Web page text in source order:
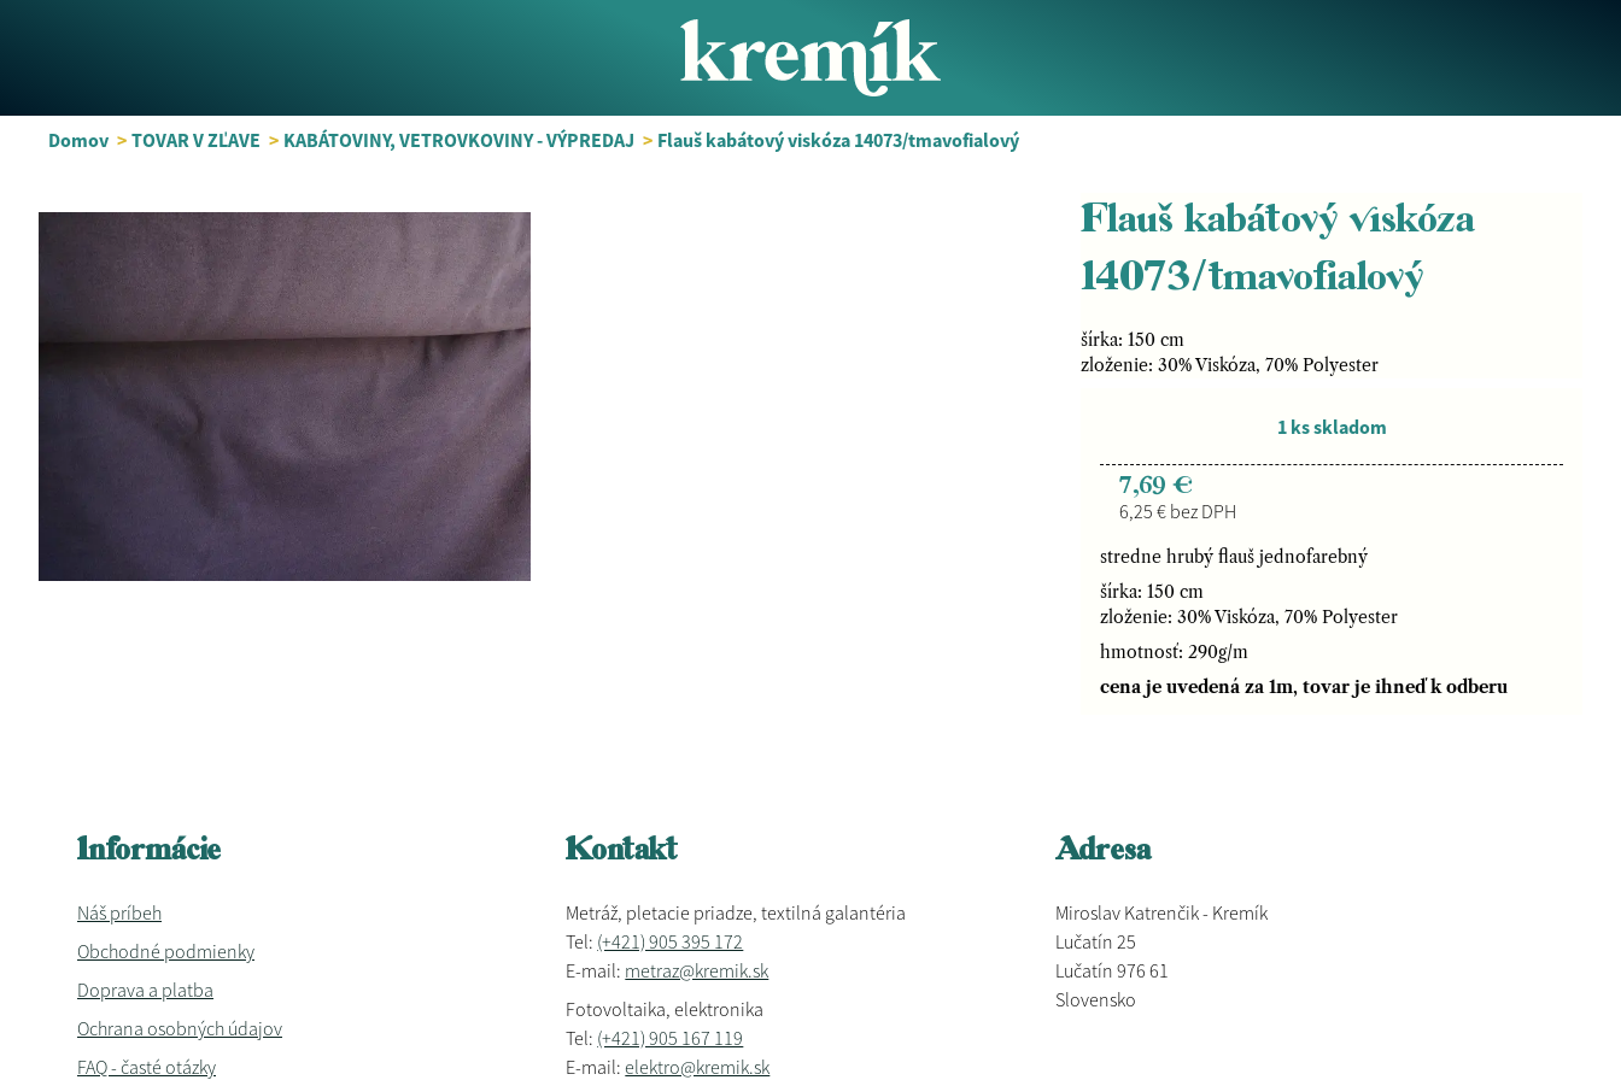
Domov > TOVAR V ZĽAVE > KABÁTOVINY, VETROVKOVINY - VÝPREDAJ > Flauš kabátový viskóza 14073/tmavofialový
Flauš kabátový viskóza
14073/tmavofialový
šírka: 150 cm
zloženie: 30% Viskóza, 70% Polyester
1 ks skladom
7,69 €
6,25 € bez DPH
stredne hrubý flauš jednofarebný
šírka: 150 cm
zloženie: 30% Viskóza, 70% Polyester
hmotnosť: 290g/m
cena je uvedená za 1m, tovar je ihneď k odberu
Informácie
Náš príbeh
Obchodné podmienky
Doprava a platba
Ochrana osobných údajov
FAQ - časté otázky
Kontakt
Metráž, pletacie priadze, textilná galantéria
Tel: (+421) 905 395 172
E-mail: metraz@kremik.sk
Fotovoltaika, elektronika
Tel: (+421) 905 167 119
E-mail:elektro@kremik.sk
Adresa
Miroslav Katrenčik - Kremík
Lučatín 25
Lučatín 976 61
Slovensko